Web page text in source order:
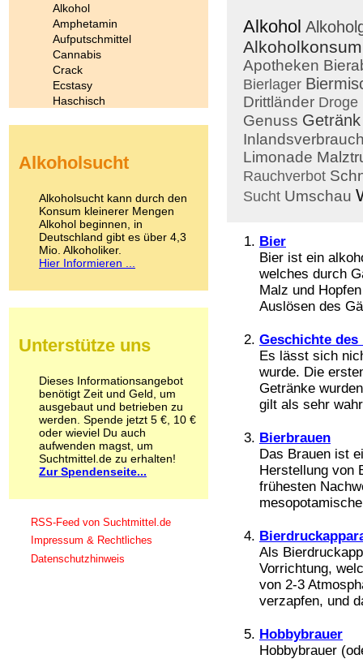
Alkohol
Alkoholkonsum
Apotheken
Bierlager
Drittländer Droge
Genuss Getränk
Limonade
Rauchverbot
Sucht Umschau
Bier
Bier ist ein
welches durch
Malz und
Auslösen des
Geschichte des
Es lässt sich
wurde. Die
Getränke
gilt als sehr
Bierbrauen
Das Brauen ist
Herstellung von
frühesten
Als
Vorrichtung,
von 2-3
verzapfen, und
Hobbybrauer
Hobbybrauer
Alkohol
Amphetamin
Aufputschmittel
Cannabis
Crack
Ecstasy
Haschisch
Kokain
LSD
Marihuana
Medikamente
Meskalin
Metamphetamin
Methadon
Pilze
Psychopharmaka
Schlafmittel
Schmerzmittel
Schnüffelstoffe
Spice
Sucht / Süchte
Alkoholsucht
Co-Abhängigkeit
Computersucht
Ess-Brechsucht
Essstörungen
Fernsehsucht
Alkoholsucht
Alkoholsucht kann durch den
Konsum kleinerer Mengen
Alkohol beginnen, in
Deutschland gibt es über 4,3
Mio. Alkoholiker.
Hier Informieren ...
Unterstütze uns
Dieses Informationsangebot
benötigt Zeit und Geld, um
ausgebaut und betrieben zu
werden. Spende jetzt 5 €, 10 €
oder wieviel Du auch
aufwenden magst, um
Suchtmittel.de zu erhalten!
Zur Spendenseite...
RSS-Feed von Suchtmittel.de
Impressum & Rechtliches
Datenschutzhinweis